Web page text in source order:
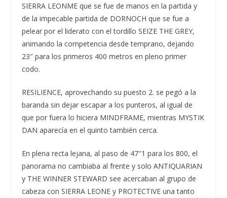
SIERRA LEONME que se fue de manos en la partida y
de la impecable partida de DORNOCH que se fue a
pelear por el liderato con el tordillo SEIZE THE GREY,
animando la competencia desde temprano, dejando
23″ para los primeros 400 metros en pleno primer
codo.
RESILIENCE, aprovechando su puesto 2. se pegó a la
baranda sin dejar escapar a los punteros, al igual de
que por fuera lo hiciera MINDFRAME, mientras MYSTIK
DAN aparecía en el quinto también cerca.
En plena recta lejana, al paso de 47″1 para los 800, el
panorama no cambiaba al frente y solo ANTIQUARIAN
y THE WINNER STEWARD see acercaban al grupo de
cabeza con SIERRA LEONE y PROTECTIVE una tanto